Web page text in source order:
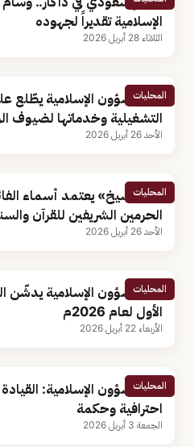
الإسلامية تقديراً لجهوده
الثلاثاء 28 أبريل 2026
المحليات
وزير الشؤون الإسلامية يطّلع
التشغيلية وخدماتها لضيوف
الأحد 26 أبريل 2026
المحليات
«آل الشيخ» يعتمد أسماء
الحرمين الشريفين للقرآن
الأحد 26 أبريل 2026
المحليات
وزير الشؤون الإسلامية يدشّن
الأول لعام 2026م
الأربعاء 22 أبريل 2026
المحليات
وزير الشؤون الإسلامية: القيادة
احترافية وحكمة
الجمعة 3 أبريل 2026